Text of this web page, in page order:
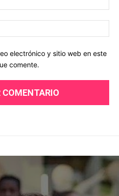
electrónico y sitio web en este
comente.